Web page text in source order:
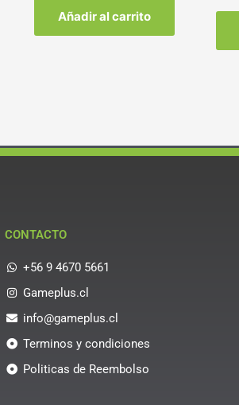
Añadir al carrito
CONTACTO
+56 9 4670 5661
Gameplus.cl
info@gameplus.cl
Terminos y condiciones
Politicas de Reembolso